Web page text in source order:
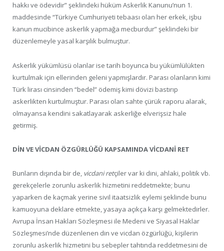
hakkı ve ödevidir” şeklindeki hüküm Askerlik Kanunu’nun 1.
maddesinde “Türkiye Cumhuriyeti tebaası olan her erkek, işbu
kanun mucibince askerlik yapmağa mecburdur” şeklindeki bir
düzenlemeyle yasal karşılık bulmuştur.
Askerlik yükümlüsü olanlar ise tarih boyunca bu yükümlülükten
kurtulmak için ellerinden geleni yapmışlardır. Parası olanların kimi
Türk lirası cinsinden “bedel” ödemiş kimi dövizi bastırıp
askerlikten kurtulmuştur. Parası olan sahte çürük raporu alarak,
olmayansa kendini sakatlayarak askerliğe elverişsiz hale
getirmiş.
DİN VE VİCDAN ÖZGÜRLÜĞÜ KAPSAMINDA VİCDANİ RET
Bunların dışında bir de, vicdani retçiler var ki dini, ahlaki, politik vb.
gerekçelerle zorunlu askerlik hizmetini reddetmekte; bunu
yaparken de kaçmak yerine sivil itaatsizlik eylemi şeklinde bunu
kamuoyuna deklare etmekte, yasaya açıkça karşı gelmektedirler.
Avrupa İnsan Hakları Sözleşmesi ile Medeni ve Siyasal Haklar
Sözleşmesi’nde düzenlenen din ve vicdan özgürlüğü, kişilerin
zorunlu askerlik hizmetini bu sebepler tahtında reddetmesini de